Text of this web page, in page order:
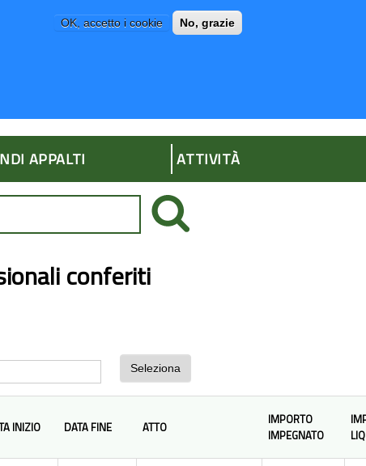
OK, accetto i cookie No, grazie
APPALTI ATTIVITÀ
conferiti
INIZIO DATA FINE ATTO
IMPORTO
IMPEGNATO